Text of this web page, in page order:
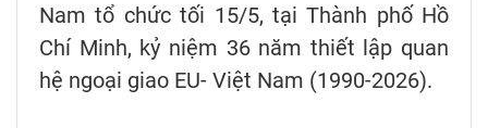
Nam tổ chức tối 15/5, tại Thành phố Hồ
Chí Minh, kỷ niệm 36 năm thiết lập quan
hệ ngoại giao EU- Việt Nam (1990-2026).